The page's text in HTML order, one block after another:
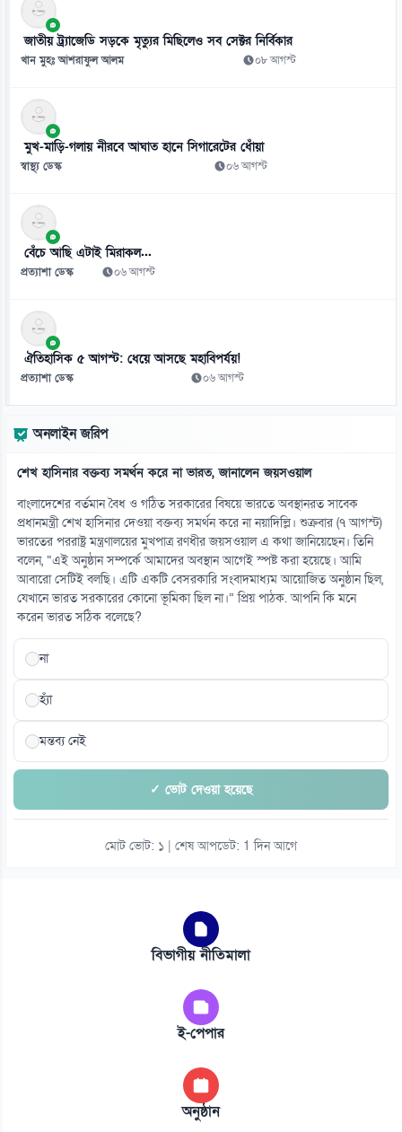
০৯ আগস্ট
জাতীয় ট্র্যাজেডি সড়কে মৃত্যুর মিছিলেও সব সেক্টর নির্বিকার
খান মুহঃ আশরাফুল আলম ০৮ আগস্ট
মুখ-মাড়ি-গলায় নীরবে আঘাত হানে সিগারেটের ধোঁয়া
স্বাস্থ্য ডেস্ক ০৬ আগস্ট
বেঁচে আছি এটাই মিরাকল...
প্রত্যাশা ডেস্ক ০৬ আগস্ট
ঐতিহাসিক ৫ আগস্ট: ধেয়ে আসছে মহাবিপর্যয়!
প্রত্যাশা ডেস্ক ০৬ আগস্ট
অনলাইন জরিপ
শেখ হাসিনার বক্তব্য সমর্থন করে না ভারত, জানালেন জয়সওয়াল
বাংলাদেশের বর্তমান বৈধ ও গঠিত সরকারের বিষয়ে ভারতে অবস্থানরত সাবেক
প্রধানমন্ত্রী শেখ হাসিনার দেওয়া বক্তব্য সমর্থন করে না নয়াদিল্লি। শুক্রবার (৭ আগস্ট)
ভারতের পররাষ্ট্র মন্ত্রণালয়ের মুখপাত্র রণধীর জয়সওয়াল এ কথা জানিয়েছেন। তিনি
বলেন, “এই অনুষ্ঠান সম্পর্কে আমাদের অবস্থান আগেই স্পষ্ট করা হয়েছে। আমি
আবারো সেটিই বলছি। এটি একটি বেসরকারি সংবাদমাধ্যম আয়োজিত অনুষ্ঠান ছিল,
যেখানে ভারত সরকারের কোনো ভূমিকা ছিল না।” প্রিয় পাঠক. আপনি কি মনে
করেন ভারত সঠিক বলেছে?
না
হ্যাঁ
মন্তব্য নেই
✓ ভোট দেওয়া হয়েছে
মোট ভোট: ১ | শেষ আপডেট: 1 দিন আগে
বিভাগীয় নীতিমালা
ই-পেপার
অনুষ্ঠান